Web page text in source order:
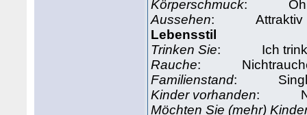
Körperschmuck:
Aussehen: Attraktiv
Lebensstil
Trinken Sie: Ich trinke
Rauche:
Familienstand: Single
Kinder vorhanden:
Möchten Sie (mehr)